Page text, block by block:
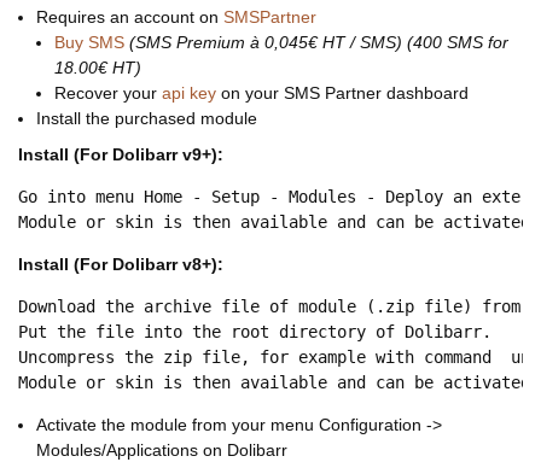
Requires an account on SMSPartner
Buy SMS (SMS Premium à 0,045€ HT / SMS) (400 SMS for
18.00€ HT)
Recover your api key on your SMS Partner dashboard
Install the purchased module
Install (For Dolibarr v9+):
Go into menu Home - Setup - Modules - Deploy an
Module or skin is then available and can be activated.
Install (For Dolibarr v8+):
Download the archive file of module (.zip file) from
Put the file into the root directory of Dolibarr.
Uncompress the zip file, for example with command
Module or skin is then available and can be activated.
Activate the module from your menu Configuration ->
Modules/Applications on Dolibarr